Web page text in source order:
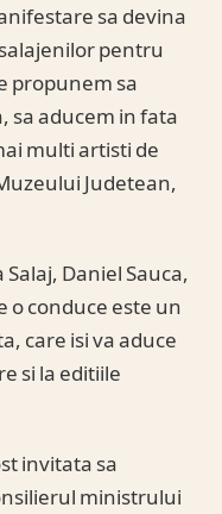
sa devina
pentru
propunem sa
sa aducem in fata
multi artisti de
Judetean,
Daniel Sauca,
o conduce este un
care isi va aduce
si la editiile
invitata sa
ministrului